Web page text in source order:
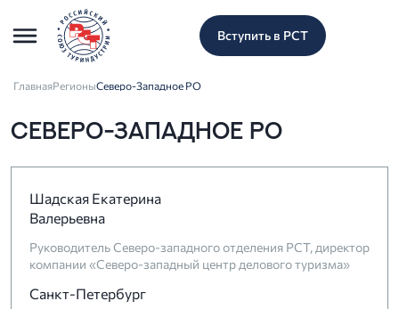
Вступить в РСТ
ГлавнаяРегионыСеверо-Западное РО
СЕВЕРО-ЗАПАДНОЕ РО
Шадская Екатерина
Валерьевна
Руководитель Северо-западного отделения РСТ, директор
компании «Северо-западный центр делового туризма»
Санкт-Петербург